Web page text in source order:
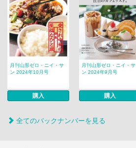
月刊山形ゼロ・ニイ・サ
ン 2024年10月号
購入
月刊山形ゼロ・ニイ・サ
ン 2024年9月号
購入
全てのバックナンバーを見る